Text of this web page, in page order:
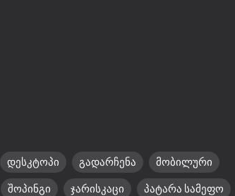
16+
დესკტოპი გადარჩენა მობილური
შოპინგი ჯარისკაცი პატარა სამეფო